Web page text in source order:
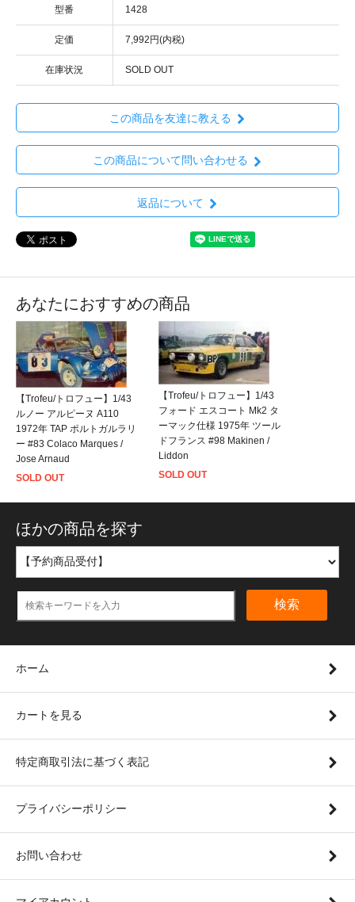
型番 1428
定価 7,992円(内税)
在庫状況 SOLD OUT
この商品を友達に教える
この商品について問い合わせる
返品について
あなたにおすすめの商品
【Trofeu/トロフュー】1/43
ルノー アルピーヌ A110
1972年 TAP ポルトガルラリ
ー #83 Colaco Marques /
Jose Arnaud
SOLD OUT
【Trofeu/トロフュー】1/43
フォード エスコート Mk2 タ
ーマック仕様 1975年 ツール
ドフランス #98 Makinen /
Liddon
SOLD OUT
ほかの商品を探す
検索
ホーム
カートを見る
特定商取引法に基づく表記
プライバシーポリシー
お問い合わせ